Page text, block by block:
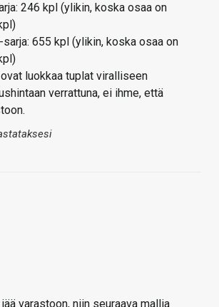
246 kpl (ylikin, koska osaa on
sarja: 655 kpl (ylikin, koska osaa on
luokkaa tuplat viralliseen
verrattuna, ei ihme, että
varastoon, niin seuraava mallia